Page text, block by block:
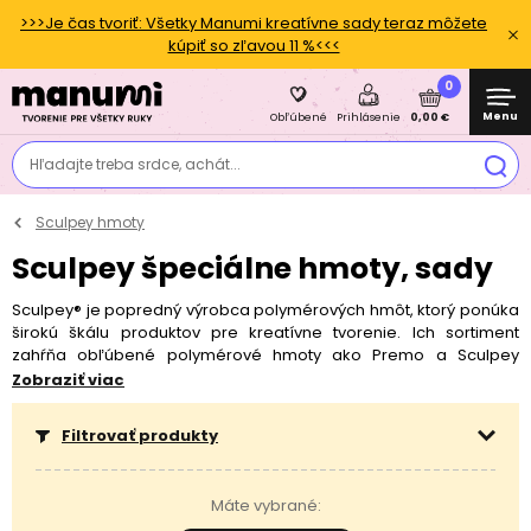
>>>Je čas tvoriť: Všetky Manumi kreatívne sady teraz môžete
kúpiť so zľavou 11 %<<<
Hľadajte treba srdce, achát...
Obľúbené Prihlásenie
0
0,00 € Menu
Sculpey hmoty
Sculpey špeciálne hmoty, sady
Sculpey® je popredný výrobca polymérových hmôt, ktorý ponúka
širokú škálu produktov pre kreatívne tvorenie. Ich sortiment
zahŕňa obľúbené polymérové hmoty ako Premo a Sculpey
Soufflé, rovnako ako špeciálne hmoty na odtlačky a tekuté
polymérové hmoty vhodné na výrobu šperkov a dekorácií.
Produkty Sculpey® sú ideálne pre všetky úrovne tvorivosti, od
začiatočníkov po profesionálov, a ich vzájomná
kombinovateľnosť s inými značkami ako Fimo rozširuje možnosti
ponúka alternatívu pre tých, ktorí nemajú prístup k peci, a
Zobraziť viac
Filtrovať produkty
Máte vybrané: